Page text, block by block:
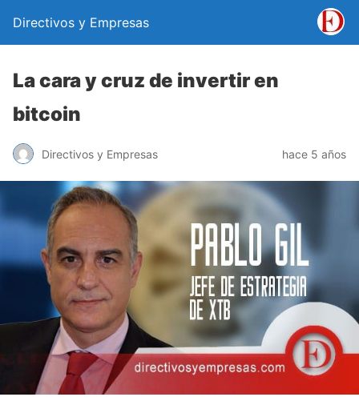
Directivos y Empresas
La cara y cruz de invertir en
bitcoin
Directivos y Empresas hace 5 años